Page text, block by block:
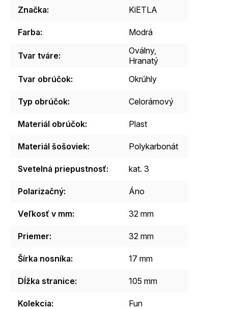
Značka: KiETLA
Farba: Modrá
Tvar tváre:
Oválny,
Hranatý
Tvar obrúčok: Okrúhly
Typ obrúčok: Celorámový
Materiál obrúčok: Plast
Materiál šošoviek: Polykarbonát
Svetelná priepustnosť: kat. 3
Polarizačný: Áno
Veľkosť v mm: 32 mm
Priemer: 32 mm
Šírka nosníka: 17 mm
Dĺžka stranice: 105 mm
Kolekcia: Fun